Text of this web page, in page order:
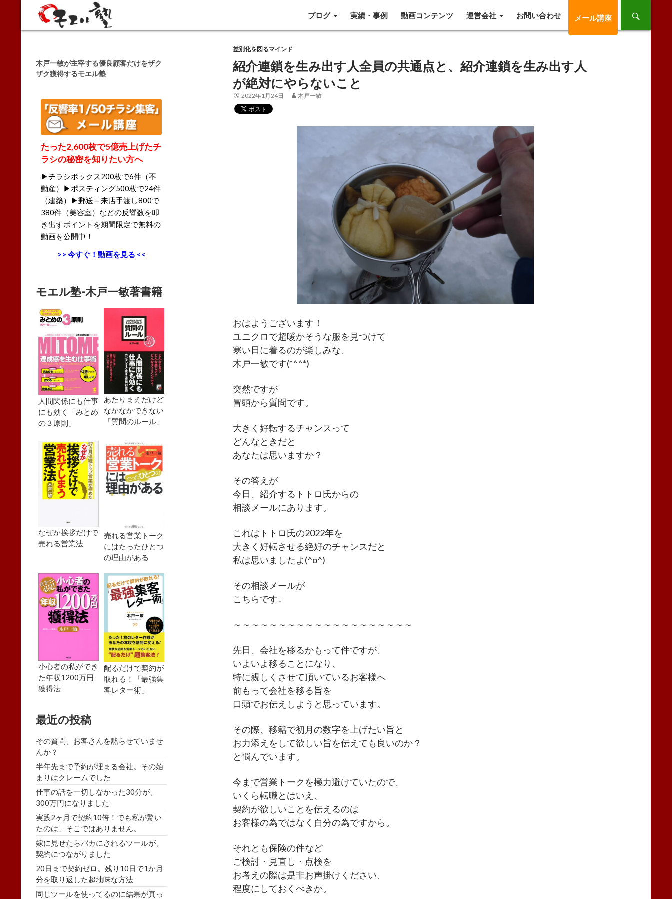
Search
ブログ
実績・事例 動画コンテンツ 運営会社 お問い合わせ メール講座
差別化を図るマインド
紹介連鎖を生み出す人全員の共通点と、紹介連鎖を生み出す人
が絶対にやらないこと
2022年1月24日 木戸一敏
おはようございます！
ユニクロで超暖かそうな服を見つけて
寒い日に着るのが楽しみな、
木戸一敏です(*^^*)
突然ですが
冒頭から質問です。
大きく好転するチャンスって
どんなときだと
あなたは思いますか？
その答えが
今日、紹介するトトロ氏からの
相談メールにあります。
これはトトロ氏の2022年を
大きく好転させる絶好のチャンスだと
私は思いましたよ(^o^)
その相談メールが
こちらです↓
～～～～～～～～～～～～～～～～～～～～
先日、会社を移るかもって件ですが、
いよいよ移ることになり、
特に親しくさせて頂いているお客様へ
前もって会社を移る旨を
口頭でお伝えしようと思っています。
その際、移籍で初月の数字を上げたい旨と
お力添えをして欲しい旨を伝えても良いのか？
と悩んでいます。
今まで営業トークを極力避けていたので、
いくら転職とはいえ、
契約が欲しいことを伝えるのは
お客様の為ではなく自分の為ですから。
それとも保険の件など
ご検討・見直し・点検を
お考えの際は是非お声掛けください、
程度にしておくべきか。
木戸一敏が主宰する優良顧客だけをザク
ザク獲得するモエル塾
たった2,600枚で5億売上げたチ
ラシの秘密を知りたい方へ
▶チラシボックス200枚で6件（不
動産）▶ポスティング500枚で24件
（建築）▶郵送＋来店手渡し800で
380件（美容室）などの反響数を叩
き出すポイントを期間限定で無料の
動画を公開中！
>> 今すぐ！動画を見る <<
モエル塾-木戸一敏著書籍
人間関係にも仕事
にも効く「みとめ
の３原則」
あたりまえだけど
なかなかできない
「質問のルール」
なぜか挨拶だけで
売れる営業法
売れる営業トーク
にはたったひとつ
の理由がある
小心者の私ができ
た年収1200万円
獲得法
配るだけで契約が
取れる！「最強集
客レター術」
最近の投稿
その質問、お客さんを黙らせていませ
んか？
半年先まで予約が埋まる会社。その始
まりはクレームでした
仕事の話を一切しなかった30分が、
300万円になりました
実践2ヶ月で契約10倍！でも私が驚い
たのは、そこではありません。
嫁に見せたらバカにされるツールが、
契約につながりました
20日まで契約ゼロ。残り10日で1か月
分を取り返した超地味な方法
同じツールを使ってるのに結果が真っ